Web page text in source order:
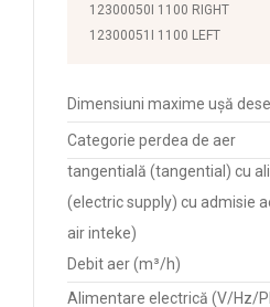
12300050I 1100 RIGHT
12300051I 1100 LEFT
Dimensiuni maxime ușă
Categorie perdea de aer
tangentială (tangential) cu
(electric supply) cu admisie
air inteke)
Debit aer (m³/h)
Alimentare electrică (V/Hz/